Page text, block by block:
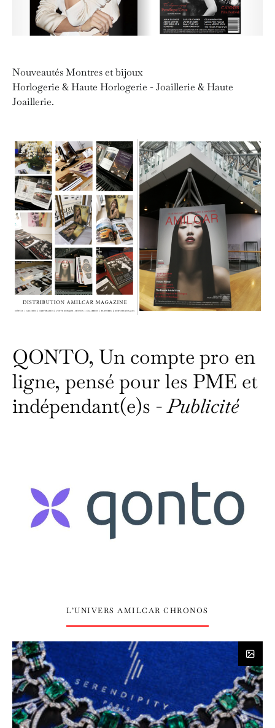
Nouveautés Montres et bijoux
Horlogerie & Haute Horlogerie - Joaillerie & Haute
Joaillerie.
QONTO, Un compte pro en
ligne, pensé pour les PME et
indépendant(e)s -Publicité
L’UNIVERS AMILCAR CHRONOS